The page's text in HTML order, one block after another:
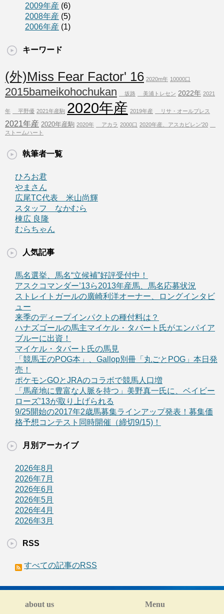
2009年産 (6)
2008年産 (5)
2006年産 (1)
キーワード
(外)Miss Fear Factor' 16 2020m年 10000口
2015bameikohochukan 坂路 美浦トレセン 2022年 2021
年 平野優 2021年産駒 2020年産 2019年産 リサ・オールプレス
2021年産 2020年産駒 2020年 アカラ 2000口 2020年産、アスカビレン'20
ストームハート
執筆者一覧
ひろお君
やまさん
広尾TC代表 米山尚輝
スタッフ なかむら
棟広 良隆
むらちゃん
人気記事
馬名選挙、馬名“立候補”好評受付中！
アスクコマンダー’13ら2013年産馬、馬名応募状況
ストレイトガールの廣崎利洋オーナー、ロングインタビ
ュー
来季のディープインパクトの種付料は？
ハナズゴールの馬主マイケル・タバート氏がエンパイア
ブルーに出資！
マイケル・タバート氏の馬見
「競馬王のPOG本」、Gallop別冊「丸ごとPOG」本日発
売！
ポケモンGOとJRAのコラボで競馬人口増
「馬産地に豊富な人脈を持つ」美野真一氏に、ベイビー
ローズ’13が取り上げられる
9/25開始の2017年2歳馬募集ラインアップ発表！募集価
格予想コンテスト同時開催（締切9/15)！
月別アーカイブ
2026年8月
2026年7月
2026年6月
2026年5月
2026年4月
2026年3月
RSS
すべての記事のRSS